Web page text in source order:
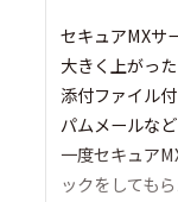
セキュアMXサ
大きく上がっ
添付ファイル
パムメールな
一度セキュア
ックをしても